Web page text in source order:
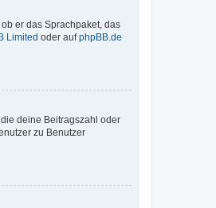
er das Sprachpaket, das
Limited oder aufphpBB.de
deine Beitragszahl oder
zu Benutzer